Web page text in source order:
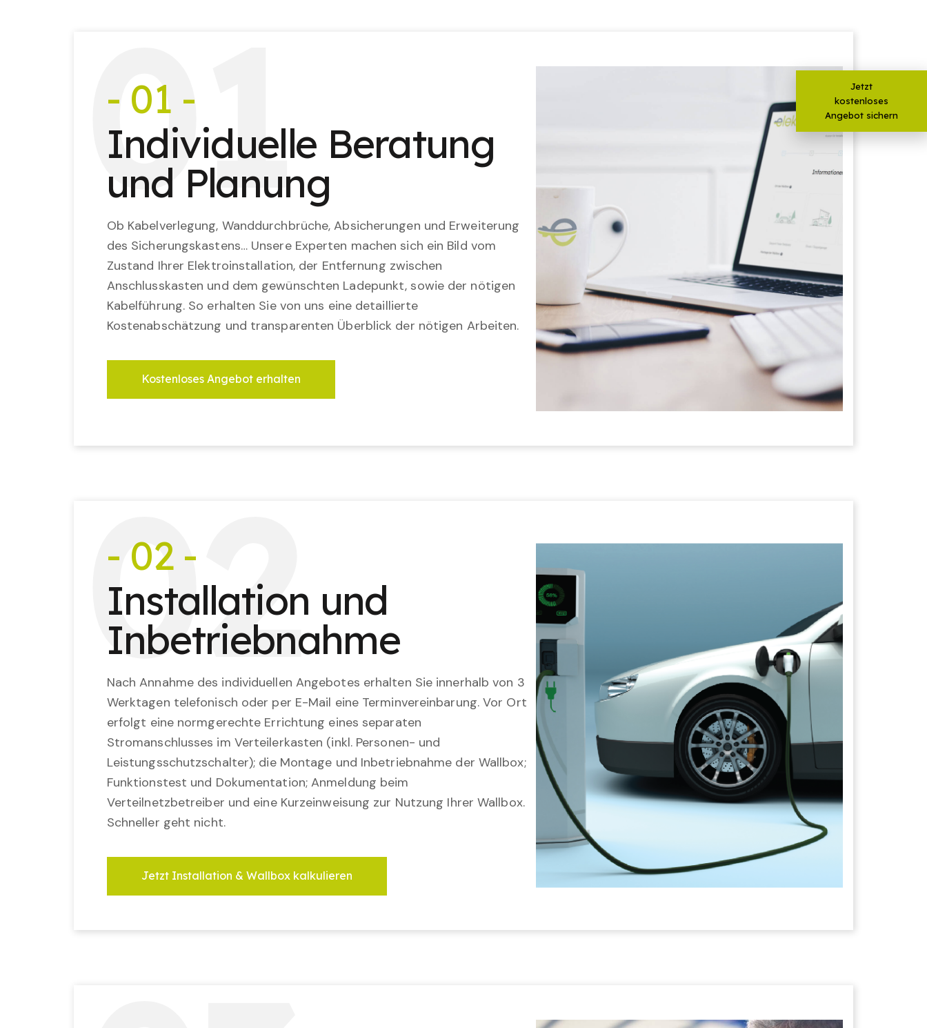
01
- 01 -
Individuelle Beratung
und Planung
Ob Kabelverlegung, Wanddurchbrüche, Absicherungen und Erweiterung
des Sicherungskastens… Unsere Experten machen sich ein Bild vom
Zustand Ihrer Elektroinstallation, der Entfernung zwischen
Anschlusskasten und dem gewünschten Ladepunkt, sowie der nötigen
Kabelführung. So erhalten Sie von uns eine detaillierte
Kostenabschätzung und transparenten Überblick der nötigen Arbeiten.
Kostenloses Angebot erhalten
02
- 02 -
Installation und
Inbetriebnahme
Nach Annahme des individuellen Angebotes erhalten Sie innerhalb von 3
Werktagen telefonisch oder per E-Mail eine Terminvereinbarung. Vor Ort
erfolgt eine normgerechte Errichtung eines separaten
Stromanschlusses im Verteilerkasten (inkl. Personen- und
Leistungsschutzschalter); die Montage und Inbetriebnahme der Wallbox;
Funktionstest und Dokumentation; Anmeldung beim
Verteilnetzbetreiber und eine Kurzeinweisung zur Nutzung Ihrer Wallbox.
Schneller geht nicht.
Jetzt Installation & Wallbox kalkulieren
Jetzt
kostenloses
Angebot sichern